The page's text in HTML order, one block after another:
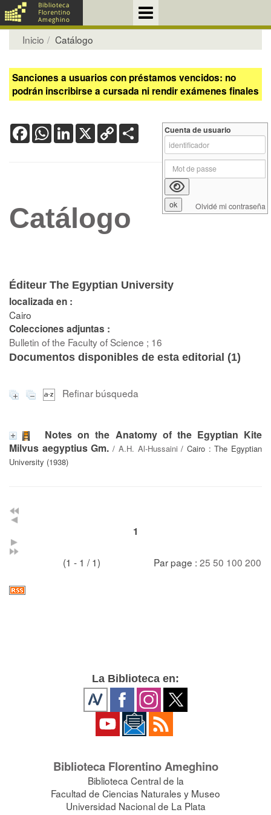
Inicio Catálogo
Sanciones a usuarios con préstamos vencidos: no
podrán inscribirse a cursada ni rendir exámenes finales
FacebookWhatsApp
LinkedIn
X Copy
Link
Catálogo
Éditeur The Egyptian University
localizada en :
Cairo
Colecciones adjuntas :
Bulletin of the Faculty of Science ; 16
Documentos disponibles de esta editorial (1)
Refinar búsqueda
Notes on the Anatomy of the Egyptian Kite
Milvus aegyptius Gm. / A.H. Al-Hussaini / Cairo : The Egyptian
University (1938)
1
(1 - 1 / 1) Par page : 25 50 100 200
Cuenta de usuario
Olvidé mi contraseña
La Biblioteca en:
Biblioteca Florentino Ameghino
Biblioteca Central de la
Facultad de Ciencias Naturales y Museo
Universidad Nacional de La Plata